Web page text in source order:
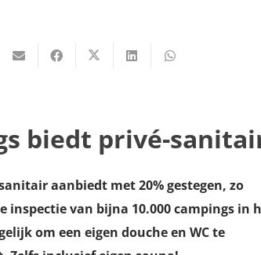
biedt privé-
aanbiedt met 20% gestegen, zo
inspectie van bijna 10.000 campings in
om een eigen douche en WC te